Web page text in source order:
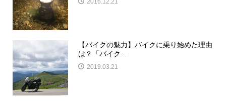
2016.12.21
【バイクの魅力】バイクに乗り始めた理由
は？「バイク...
2019.03.21